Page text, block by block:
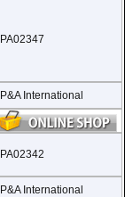
PA02347
P&A International
PA02342
P&A International